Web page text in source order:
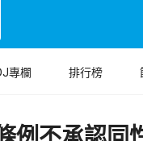
專欄 排行榜